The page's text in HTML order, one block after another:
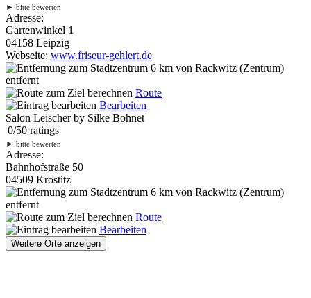
► bitte bewerten
Adresse:
Gartenwinkel 1
04158 Leipzig
Webseite: www.friseur-gehlert.de
6 km von Rackwitz (Zentrum)
entfernt
Route
Bearbeiten
Salon Leischer by Silke Bohnet
0/50 ratings
► bitte bewerten
Adresse:
Bahnhofstraße 50
04509 Krostitz
6 km von Rackwitz (Zentrum)
entfernt
Route
Bearbeiten
Weitere Orte anzeigen